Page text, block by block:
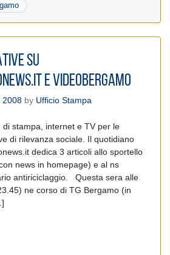
SU
e VIDEOBERGAMO
2008 by Ufficio Stampa
di stampa, internet e TV per le
di rilevanza sociale. Il quotidiano
dedica 3 articoli allo sportello
news in homepage) e al ns
antiriciclaggio. Questa sera alle
ne corso di TG Bergamo (in